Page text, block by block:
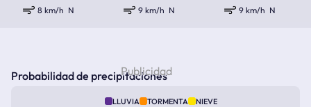
8 km/h N 9 km/h N 9 km/h N
Probabilidad de precipitaciones
LLUVIA TORMENTA NIEVE